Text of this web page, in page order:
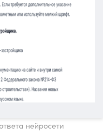
нейросети